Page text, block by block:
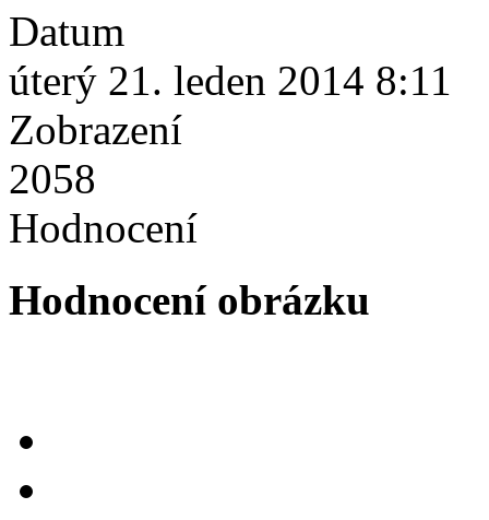
Datum
úterý 21. leden 2014 8:11
Zobrazení
2058
Hodnocení
Hodnocení obrázku